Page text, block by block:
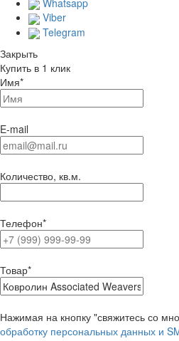
Viber
Telegram
Закрыть
Купить в 1 клик
Имя*
E-mail
Количество, кв.м.
Телефон*
Товар*
Нажимая на кнопку "свяжитесь со
обработку персональных данных и